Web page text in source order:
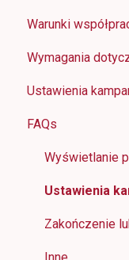
Warunki
Jak działa FAVI
Wymagania
Formularze
Cena za usługi
Opcje
Wymagania
Podstawowe
Znaczenie i
Ustawienia
Zmiany w
Panel sklepu
Ustawienie
FAVI Extra &
Jakość danych
FAQs
Wyświetlanie
Ustawienia
Zakończenie
Inne